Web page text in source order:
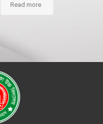
Read more